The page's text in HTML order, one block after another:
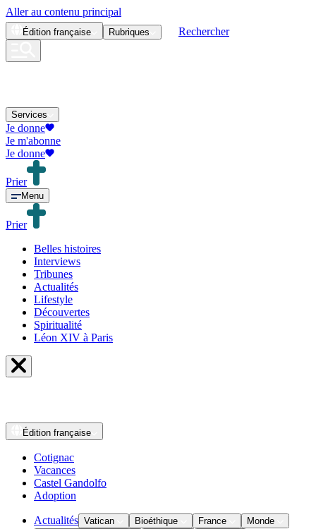
Aller au contenu principal
Édition française Rubriques Rechercher
Services
Je donne
Je m'abonne
Je donne
Prier
Menu
Prier
Belles histoires
Interviews
Tribunes
Actualités
Lifestyle
Découvertes
Spiritualité
Léon XIV à Paris
Édition française
Cotignac
Vacances
Castel Gandolfo
Adoption
Actualités Vatican Bioéthique France
Monde